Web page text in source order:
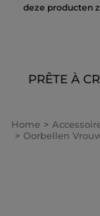
deze producten
PRÊTE À
Home
Oorbellen